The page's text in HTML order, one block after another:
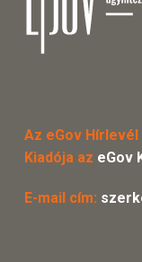
Az eGov
Kiadója az eGov
E-mail cím: